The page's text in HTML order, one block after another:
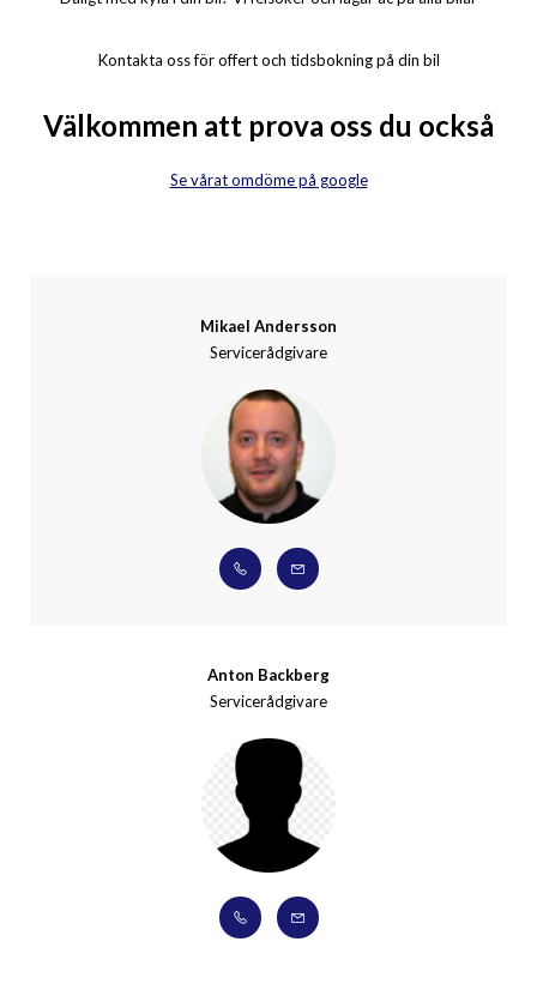
Kontakta oss för offert och tidsbokning på din bil
Välkommen att prova oss du också
Se vårat omdöme på google
Mikael Andersson
Servicerådgivare
Anton Backberg
Servicerådgivare